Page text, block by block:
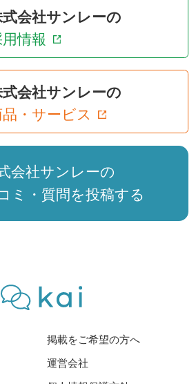
式会社サンレーの
情報
式会社サンレーの
・サービス
会社サンレーの
ミ・質問を投稿する
掲載をご希望の方へ
運営会社